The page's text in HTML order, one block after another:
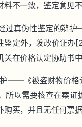
不一致，鉴定意见
过真伪性鉴定的辩
鉴定外，发改价证办
在价格认定协助书
——《被盗财物价格
所以需要核查在案
买，并且无任何票据